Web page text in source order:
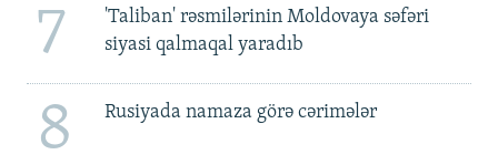
7
'Taliban' rəsmilərinin Moldovaya səfəri
siyasi qalmaqal yaradıb
8 Rusiyada namaza görə cərimələr